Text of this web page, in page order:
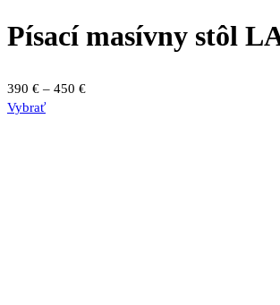
Písací masívny stôl
390 € – 450 €Price
VybraťTento